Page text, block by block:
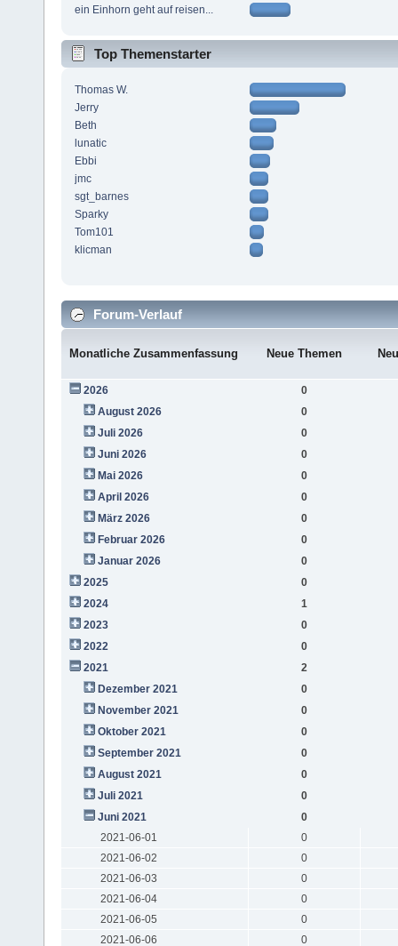
ein Einhorn geht auf reisen...
Top Themenstarter
Thomas W.
Jerry
Beth
lunatic
Ebbi
jmc
sgt_barnes
Sparky
Tom101
klicman
Forum-Verlauf
Monatliche Zusammenfassung Neue Themen
2026
0
August 2026
0
Juli 2026
0
Juni 2026
0
Mai 2026
0
April 2026
0
März 2026
0
Februar 2026
0
Januar 2026
0
2025
0
2024
1
2023
0
2022
0
2021
2
Dezember 2021
0
November 2021
0
Oktober 2021
0
September 2021
0
August 2021
0
Juli 2021
0
Juni 2021
0
2021-06-01
0
2021-06-02
0
2021-06-03
0
2021-06-04
0
2021-06-05
0
2021-06-06
0